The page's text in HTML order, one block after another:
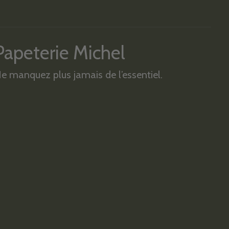
Michel
manquez plus jamais de l’essentiel.